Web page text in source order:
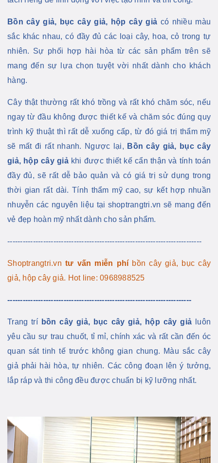
Bồn cây giả, bục cây giả, hộp cây giả có nhiều màu
sắc khác nhau, có đầy đủ các loại cây, hoa, cỏ trong tự
nhiên. Sự phối hợp hài hòa từ các sản phẩm trên sẽ
mang đến sự lựa chọn tuyệt vời nhất dành cho khách
hàng.
Cây thật thường rất khó trồng và rất khó chăm sóc, nếu
ngay từ đầu không được thiết kế và chăm sóc đúng quy
trình kỹ thuật thì rất dễ xuống cấp, từ đó giá trị thẩm mỹ
sẽ mất đi rất nhanh. Ngược lại, Bồn cây giả, bục cây
giả, hộp cây giả khi được thiết kế cẩn thận và tính toán
đầy đủ, sẽ rất dễ bảo quản và có giá trị sử dụng trong
thời gian rất dài. Tính thẩm mỹ cao, sự kết hợp nhuần
nhuyễn các nguyên liệu tại shoptrangtri.vn sẽ mang đến
vẻ đẹp hoàn mỹ nhất dành cho sản phẩm.
----------------------------------------------------------------------------
Shoptrangtri.vn tư vấn miễn phí bồn cây giả, bục cây
giả, hộp cây giả. Hot line: 0968988525
------------------------------------------------------------------------
Trang trí bồn cây giả, bục cây giả, hộp cây giả
luôn
yêu cầu sự trau chuốt, tỉ mỉ, chính xác và rất cần đến óc
quan sát tinh tế trước không gian chung. Màu sắc cây
giả phải hài hòa, tự nhiên. Các công đoạn lên ý tưởng,
lắp ráp và thi công đều được chuẩn bị kỹ lưỡng nhất.